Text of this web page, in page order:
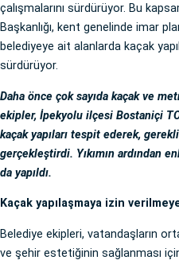
çalışmalarını sürdürüyor. Bu
Başkanlığı, kent genelinde imar
belediyeye ait alanlarda kaçak
sürdürüyor.
Daha önce çok sayıda kaçak ve
ekipler, İpekyolu ilçesi Bostaniçi
kaçak yapıları tespit ederek,
gerçekleştirdi. Yıkımın ardından
da yapıldı.
Kaçak yapılaşmaya izin
Belediye ekipleri, vatandaşların
ve şehir estetiğinin sağlanması